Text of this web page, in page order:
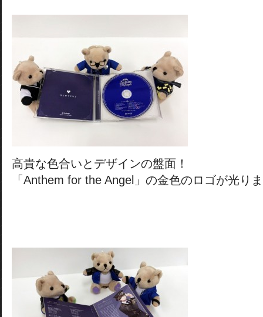
高貴な色合いとデザインの盤面！
「Anthem for the Angel」の金色のロゴが光り